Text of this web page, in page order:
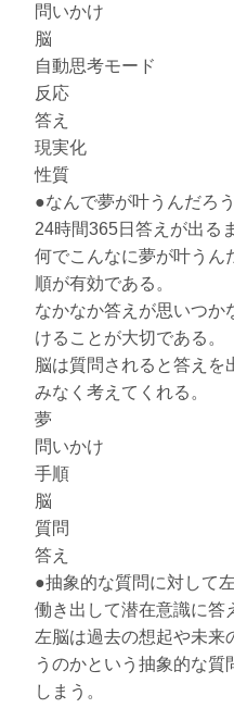
問いかけ
脳
自動思考モード
反応
答え
現実化
性質
●なんで夢が叶うんだろ
24時間365日答えが出る
何でこんなに夢が叶うん
順が有効である。
なかなか答えが思いつか
けることが大切である。
脳は質問されると答えを
みなく考えてくれる。
夢
問いかけ
手順
脳
質問
答え
●抽象的な質問に対して
働き出して潜在意識に答
左脳は過去の想起や未来
うのかという抽象的な質
しまう。